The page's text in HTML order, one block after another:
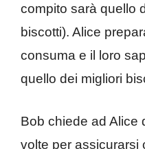
compito sarà quello
biscotti). Alice
consuma e il loro
quello dei migliori
Bob chiede ad Alice
volte per assicurarsi